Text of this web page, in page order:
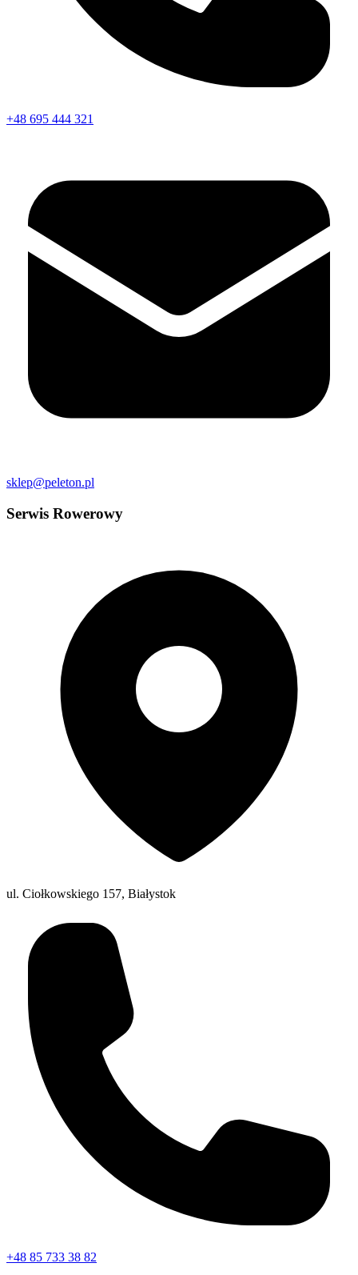
+48 695 444 321
sklep@peleton.pl
Serwis Rowerowy
ul. Ciołkowskiego 157, Białystok
+48 85 733 38 82